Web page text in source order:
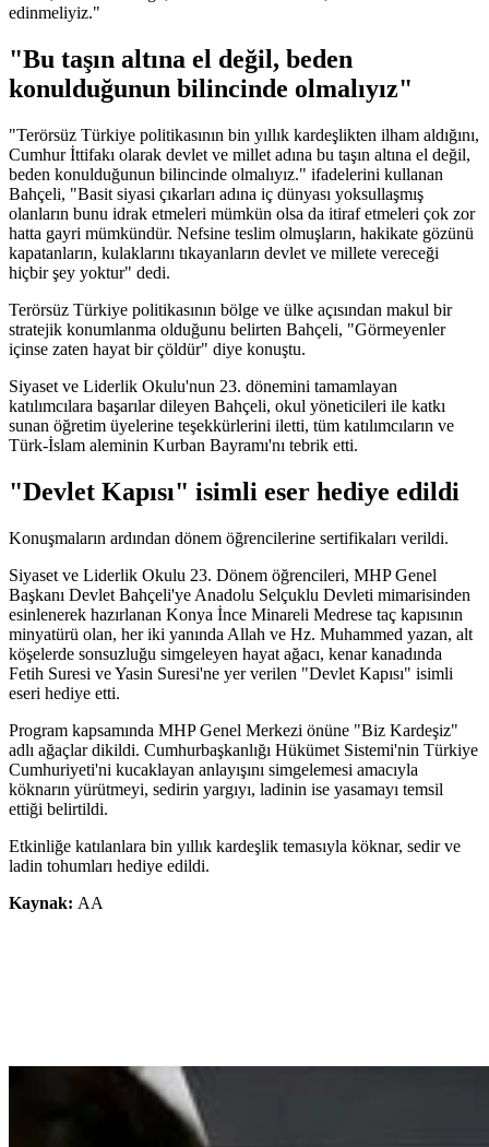
edinmeliyiz."
"Bu taşın altına el değil, beden
konulduğunun bilincinde olmalıyız"
"Terörsüz Türkiye politikasının bin yıllık kardeşlikten ilham aldığını,
Cumhur İttifakı olarak devlet ve millet adına bu taşın altına el değil,
beden konulduğunun bilincinde olmalıyız." ifadelerini kullanan
Bahçeli, "Basit siyasi çıkarları adına iç dünyası yoksullaşmış
olanların bunu idrak etmeleri mümkün olsa da itiraf etmeleri çok zor
hatta gayri mümkündür. Nefsine teslim olmuşların, hakikate gözünü
kapatanların, kulaklarını tıkayanların devlet ve millete vereceği
hiçbir şey yoktur" dedi.
Terörsüz Türkiye politikasının bölge ve ülke açısından makul bir
stratejik konumlanma olduğunu belirten Bahçeli, "Görmeyenler
içinse zaten hayat bir çöldür" diye konuştu.
Siyaset ve Liderlik Okulu'nun 23. dönemini tamamlayan
katılımcılara başarılar dileyen Bahçeli, okul yöneticileri ile katkı
sunan öğretim üyelerine teşekkürlerini iletti, tüm katılımcıların ve
Türk-İslam aleminin Kurban Bayramı'nı tebrik etti.
"Devlet Kapısı" isimli eser hediye edildi
Konuşmaların ardından dönem öğrencilerine sertifikaları verildi.
Siyaset ve Liderlik Okulu 23. Dönem öğrencileri, MHP Genel
Başkanı Devlet Bahçeli'ye Anadolu Selçuklu Devleti mimarisinden
esinlenerek hazırlanan Konya İnce Minareli Medrese taç kapısının
minyatürü olan, her iki yanında Allah ve Hz. Muhammed yazan, alt
köşelerde sonsuzluğu simgeleyen hayat ağacı, kenar kanadında
Fetih Suresi ve Yasin Suresi'ne yer verilen "Devlet Kapısı" isimli
eseri hediye etti.
Program kapsamında MHP Genel Merkezi önüne "Biz Kardeşiz"
adlı ağaçlar dikildi. Cumhurbaşkanlığı Hükümet Sistemi'nin Türkiye
Cumhuriyeti'ni kucaklayan anlayışını simgelemesi amacıyla
köknarın yürütmeyi, sedirin yargıyı, ladinin ise yasamayı temsil
ettiği belirtildi.
Etkinliğe katılanlara bin yıllık kardeşlik temasıyla köknar, sedir ve
ladin tohumları hediye edildi.
Kaynak: AA